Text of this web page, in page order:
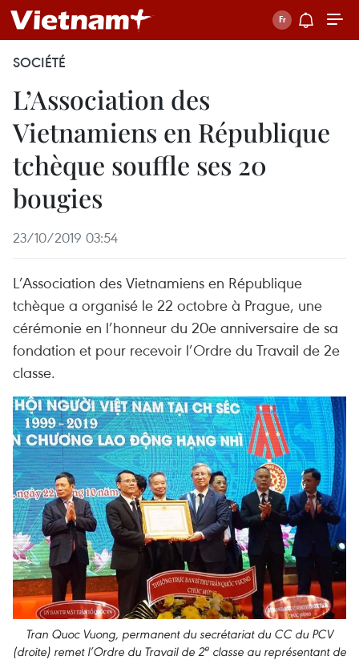
SOCIÉTÉ
L’Association des
Vietnamiens en République
tchèque souffle ses 20
bougies
23/10/2019 03:54
L’Association des Vietnamiens en République
tchèque a organisé le 22 octobre à Prague, une
cérémonie en l’honneur du 20e anniversaire de sa
fondation et pour recevoir l’Ordre du Travail de 2e
classe.
Tran Quoc Vuong, permanent du secrétariat du CC du PCV
(droite) remet l’Ordre du Travail de 2e classe au représentant de